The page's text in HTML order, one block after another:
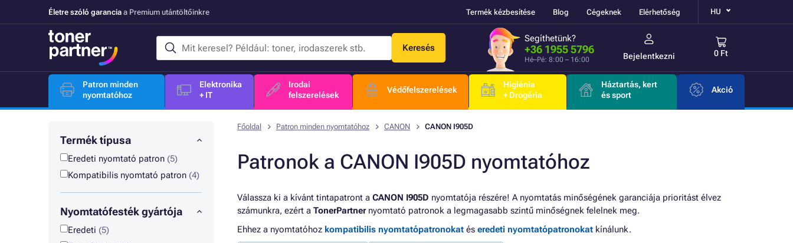
Életre szóló garancia a Premium utántöltőinkre Termék kézbesítése Blog Cégeknek Elérhetőség HU
Keresés
Segíthetünk?
+36 1955 5796
Hé–Pé: 8:00 – 16:00 Bejelentkezni 0 Ft
Patron minden
nyomtatóhoz
Elektronika
+ IT
Irodai
felszerelések
Védőfelszerelések
Higiénia
+ Drogéria
Háztartás, kert
és sport
Akció
Termék típusa
Eredeti nyomtató patron (5)
Kompatibilis nyomtató patron (4)
Nyomtatófesték gyártója
Eredeti (5)
Főoldal Patron minden nyomtatóhoz CANON CANON I905D
Patronok a CANON I905D nyomtatóhoz
Válassza ki a kívánt tintapatront a CANON I905D nyomtatója részére! A nyomtatás minőségének garanciája prioritást élvez
számunkra, ezért a TonerPartnernyomtató patronok a legmagasabb szintű minőségnek felelnek meg.
Ehhez a nyomtatóhoz kompatibilis nyomtatópatronokat és eredeti nyomtatópatronokat kínálunk.